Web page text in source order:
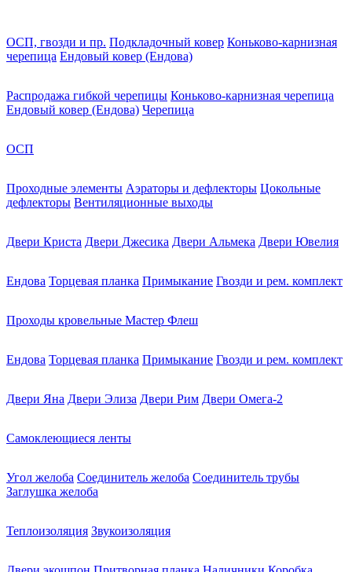
ОСП, гвозди и пр. Подкладочный ковер Коньково-карнизная
черепица Ендовый ковер (Ендова)
Распродажа гибкой черепицы Коньково-карнизная черепица
Ендовый ковер (Ендова) Черепица
ОСП
Проходные элементы Аэраторы и дефлекторы Цокольные
дефлекторы Вентиляционные выходы
Двери Криста Двери Джесика Двери Альмека Двери Ювелия
Ендова Торцевая планка Примыкание Гвозди и рем. комплект
Проходы кровельные Мастер Флеш
Ендова Торцевая планка Примыкание Гвозди и рем. комплект
Двери Яна Двери Элиза Двери Рим Двери Омега-2
Самоклеющиеся ленты
Угол желоба Соединитель желоба Соединитель трубы
Заглушка желоба
Теплоизоляция Звукоизоляция